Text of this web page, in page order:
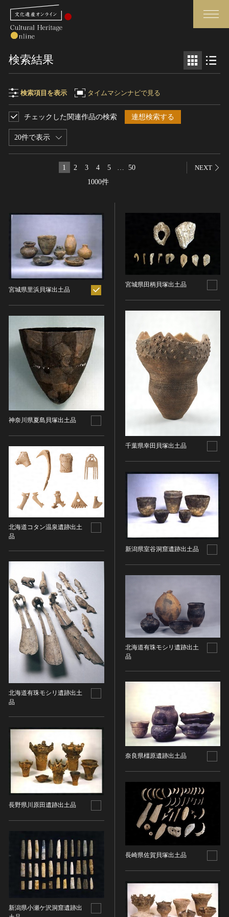
さらに詳細検索
トップ
全国の美術館・博物館
世界遺産
無形文化遺産
動画で見る無形の文化財
媒体資料・関連記事等
博物館、美術館の皆さまへ
このサイトについて
関連サイトリンク
サイトマップ
サイトのご意見はこちら
文化遺産データベース
国指定文化財等データベース
検索結果
検索項目を表示 タイムマシンナビで見る
20件で表示
チェックした関連作品の検索 連想検索する
1000件
1 2 3 4 5 50 NEXT
宮城県里浜貝塚出土品
神奈川県夏島貝塚出土品
北海道コタン温泉遺跡出土
品
北海道有珠モシリ遺跡出土
品
長野県川原田遺跡出土品
新潟県小瀬ケ沢洞窟遺跡出
宮城県田柄貝塚出土品
千葉県幸田貝塚出土品
新潟県室谷洞窟遺跡出土品
北海道有珠モシリ遺跡出土
品
奈良県橿原遺跡出土品
長崎県佐賀貝塚出土品
検索項目
フリーワード
時代
旧石器 [日本]
弥生 [日本]
古墳 [日本]
飛鳥 [日本]
奈良 [日本]
平安 [日本]
鎌倉 [日本]
南北朝 [日本]
室町 [日本]
安土・桃山 [日本]
江戸 [日本]
明治 [日本]
大正 [日本]
昭和以降 [日本]
昭和 [日本]
旧石器 [朝鮮半島]
新石器 [朝鮮半島]
青銅器 [朝鮮半島]
鉄器 [朝鮮半島]
原三国・朝鮮三国 [朝鮮半島]
原三国・朝鮮三国 [朝鮮半島]
新羅 [朝鮮半島]
高麗 [朝鮮半島]
朝鮮 [朝鮮半島]
近現代 [朝鮮半島]
新石器 [中国]
殷（商） [中国]
周 [中国]
春秋時代 [中国]
秦 [中国]
漢 [中国]
晋 [中国]
五胡十六国 [中国]
南北朝（六朝） [中国]
隋 [中国]
唐 [中国]
分野
建造物
宗教建築
城郭建築
住居建築
近世以前その他
近代その他
日本画
油彩画
水彩
素描
東洋画(日本画を除く)
その他
版画
銅版画
リトグラフ（石版画）
シルクスクリーン
その他
彫刻
木像
金属像
石像
石膏像
その他
金工
漆工
染織
陶磁
ガラス
その他の美術
書
その他
考古資料
石器・石製品類
土器・土製品類
所在地（都道府県）
所在地（都道府県）を選択
所在地（市区町村）
所在地（市区町村）を選択
指定区分を選択
重要文化財
登録無形文化財
記録作成等の措置を講ずべき無形文化財
重要有形民俗文化財
重要無形民俗文化財
登録無形民俗文化財
記録作成等の措置を講ずべき無形の民俗文化財
史跡
名勝
天然記念物
特別史跡
重要文化的景観
重要伝統的建造物群保存地区
選定保存技術
未指定
有形文化財(美術工芸品)
民俗文化財(有形民俗文化財)
民俗文化財(無形民俗文化財)
記念物(史跡)
記念物(名勝)
伝統的建造物群保存地区
メディア（動画等）を選択
画像ライセンスを選択
CC0
PDM
CC BY（表示）
CC BY-SA（表示—継承）
CC BY-ND（表示—改変禁止）
CC BY-NC（表示—非営利）
CC BY-NC-SA（表示—非営利—継承）
CC BY-NC-ND（表示—非営利—改変禁止）
IN COPYRIGHT - EU ORPHAN WORK（著作権あり-
IN COPYRIGHT - EDUCATIONAL USE
PERMITTED（著作権あり-教育目的の利用可）
IN COPYRIGHT - NONCOMMERCIAL USE
PERMITTED（著作権あり-非営利目的の利用可）
IN COPYRIGHT - RIGHTSHOLDER(S) UNLOCATABLE
OR UNIDENTIFIABLE（著作権あり-著作権者不明）
NO COPYRIGHT - CONTRACTUAL
RESTRICTIONS（著作権なし-契約による制限あり）
NO COPYRIGHT - NONCOMMERCIAL USE ONLY（著
作権なし-非営利目的のみ利用可）
NO COPYRIGHT - OTHER KNOWN LEGAL
RESTRICTIONS（著作権なし-他の法的制限あり）
NO COPYRIGHT - UNITED STATES（著作権なし-米国
の法律上）
20件で表示
入力情報をクリア
連想検索
連想検索する
20件で表示
入力情報をクリア